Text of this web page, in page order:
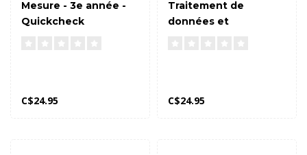
Mesure - 3e année -
Quickcheck
C$24.95
Traitement de
données et
C$24.95